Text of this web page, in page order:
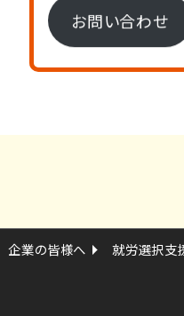
お問い合わせ
企業の皆様へ 就労選択支